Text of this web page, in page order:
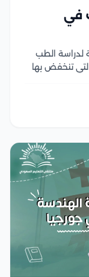
في
لدراسة الطب
تنخفض بها